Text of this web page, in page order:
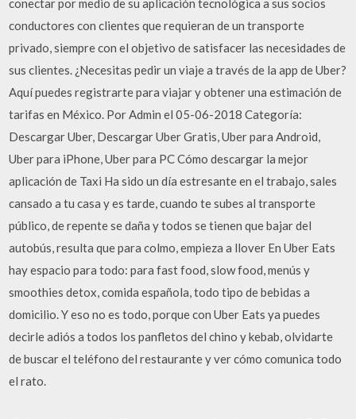
conectar por medio de su aplicación tecnológica a sus socios
conductores con clientes que requieran de un transporte
privado, siempre con el objetivo de satisfacer las necesidades de
sus clientes. ¿Necesitas pedir un viaje a través de la app de Uber?
Aquí puedes registrarte para viajar y obtener una estimación de
tarifas en México. Por Admin el 05-06-2018 Categoría:
Descargar Uber, Descargar Uber Gratis, Uber para Android,
Uber para iPhone, Uber para PC Cómo descargar la mejor
aplicación de Taxi Ha sido un día estresante en el trabajo, sales
cansado a tu casa y es tarde, cuando te subes al transporte
público, de repente se daña y todos se tienen que bajar del
autobús, resulta que para colmo, empieza a llover En Uber Eats
hay espacio para todo: para fast food, slow food, menús y
smoothies detox, comida española, todo tipo de bebidas a
domicilio. Y eso no es todo, porque con Uber Eats ya puedes
decirle adiós a todos los panfletos del chino y kebab, olvidarte
de buscar el teléfono del restaurante y ver cómo comunica todo
el rato.